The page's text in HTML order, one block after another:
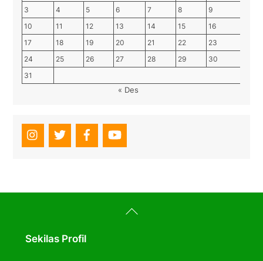
3
4 5 6 7 8
9
10
11 12 13 14 15
16
17
18 19 20 21 22
23
24
25 26 27 28 29
30
31
« Des
Back
To
Sekilas Profil